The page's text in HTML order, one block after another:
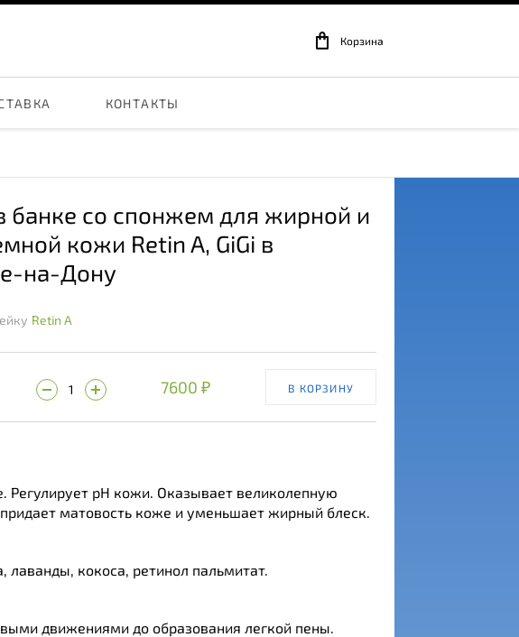
Корзина
КОНТАКТЫ
банке со спонжем для жирной и
кожи Retin A, GiGi в
на-Дону
Retin A
7600 ₽ В КОРЗИНУ
Регулирует рН кожи. Оказывает великолепную
матовость коже и уменьшает жирный блеск.
кокоса, ретинол пальмитат.
движениями до образования легкой пены.